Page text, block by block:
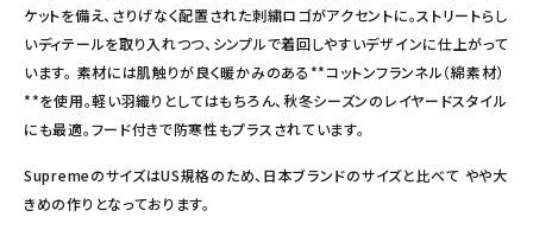
ケットを備え、さりげなく配置された刺繍ロゴがアクセントに。ストリートらし
いディテールを取り入れつつ、シンプルで着回しやすいデザインに仕上がって
います。 素材には肌触りが良く暖かみのある**コットンフランネル（綿素材）
**を使用。軽い羽織りとしてはもちろん、秋冬シーズンのレイヤードスタイル
にも最適。フード付きで防寒性もプラスされています。
SupremeのサイズはUS規格のため、日本ブランドのサイズと比べて やや大
きめの作りとなっております。